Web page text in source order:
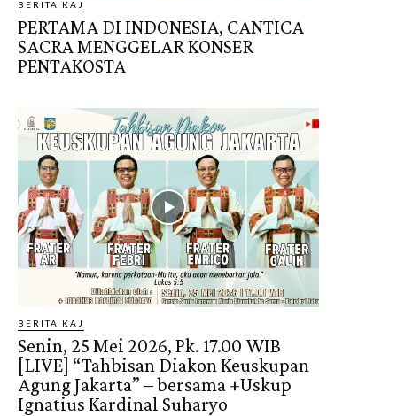
BERITA KAJ
PERTAMA DI INDONESIA, CANTICA
SACRA MENGGELAR KONSER
PENTAKOSTA
BERITA KAJ
Senin, 25 Mei 2026, Pk. 17.00 WIB
[LIVE] “Tahbisan Diakon Keuskupan
Agung Jakarta” – bersama +Uskup
Ignatius Kardinal Suharyo